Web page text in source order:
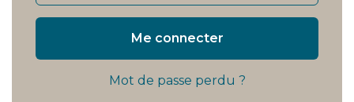
Me connecter
Mot de passe perdu ?